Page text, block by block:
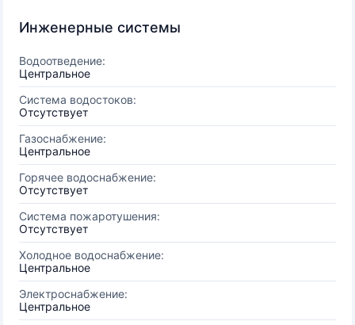
Инженерные системы
Водоотведение:
Центральное
Система водостоков:
Отсутствует
Газоснабжение:
Центральное
Горячее водоснабжение:
Отсутствует
Система пожаротушения:
Отсутствует
Холодное водоснабжение:
Центральное
Электроснабжение:
Центральное